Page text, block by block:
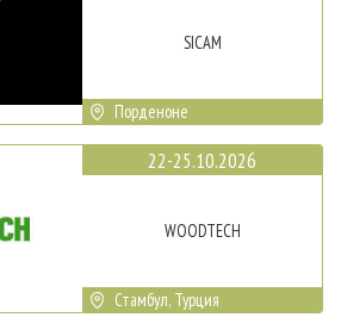
SICAM
Порденоне
22-25.10.2026
WOODTECH
Стамбул, Турция